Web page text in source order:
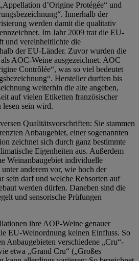
d’Origine Protégée“ und
Innerhalb der
werden damit die qualitativ
Im Jahr 2009 trat die EU-
und vereinheitlichte die
der EU-Länder. Zuvor wurden die
AOC-Weine ausgezeichnet. AOC
Contrôlée“, was so viel bedeutet
Hersteller durften bis
weiterhin die alte angeben,
auf vielen Etiketten französischer
lesen sein wird.
Qualitätsvorschriften: Sie stammen
Anbaugebiet, einer sogenannten
zeichnet sich durch ganz bestimmte
Eigenheiten aus. Außerdem
Weinanbaugebiet individuelle
anderem vor, wie hoch der
sein darf und welche Rebsorten auf
werden dürfen. Daneben sind die
und sensorische Prüfungen
ihre AOP-Weine genauer
EU-Weinordnung keinen Einfluss. So
Anbaugebieten verschiedene „Cru“-
etwa „Grand Cru“ („Großes